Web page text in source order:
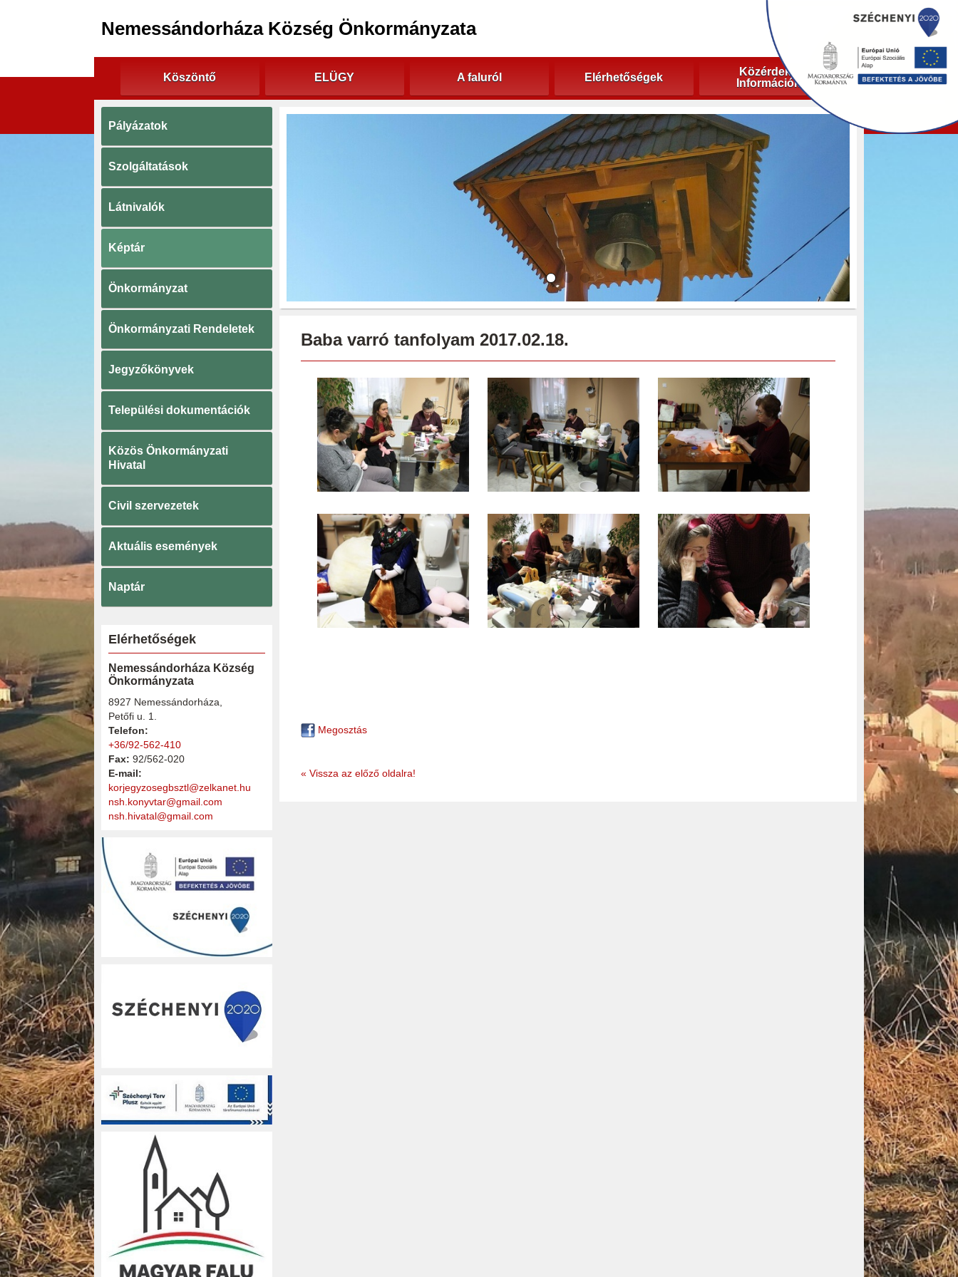
Nemessándorháza Község Önkormányzata
Köszöntő ELÜGY A faluról Elérhetőségek
Közérdekű
Információk
Pályázatok
Szolgáltatások
Látnivalók
Képtár
Önkormányzat
Önkormányzati Rendeletek
Jegyzőkönyvek
Települési dokumentációk
Közös Önkormányzati
Hivatal
Civil szervezetek
Aktuális események
Naptár
Elérhetőségek
Nemessándorháza Község
Önkormányzata
8927 Nemessándorháza,
Petőfi u. 1.
Telefon:
+36/92-562-410
Fax: 92/562-020
E-mail:
korjegyzosegbsztl@zelkanet.hu
nsh.konyvtar@gmail.com
nsh.hivatal@gmail.com
Baba varró tanfolyam 2017.02.18.
Megosztás
« Vissza az előző oldalra!